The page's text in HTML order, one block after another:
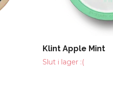
Klint Apple Mint
Slut i lager :(